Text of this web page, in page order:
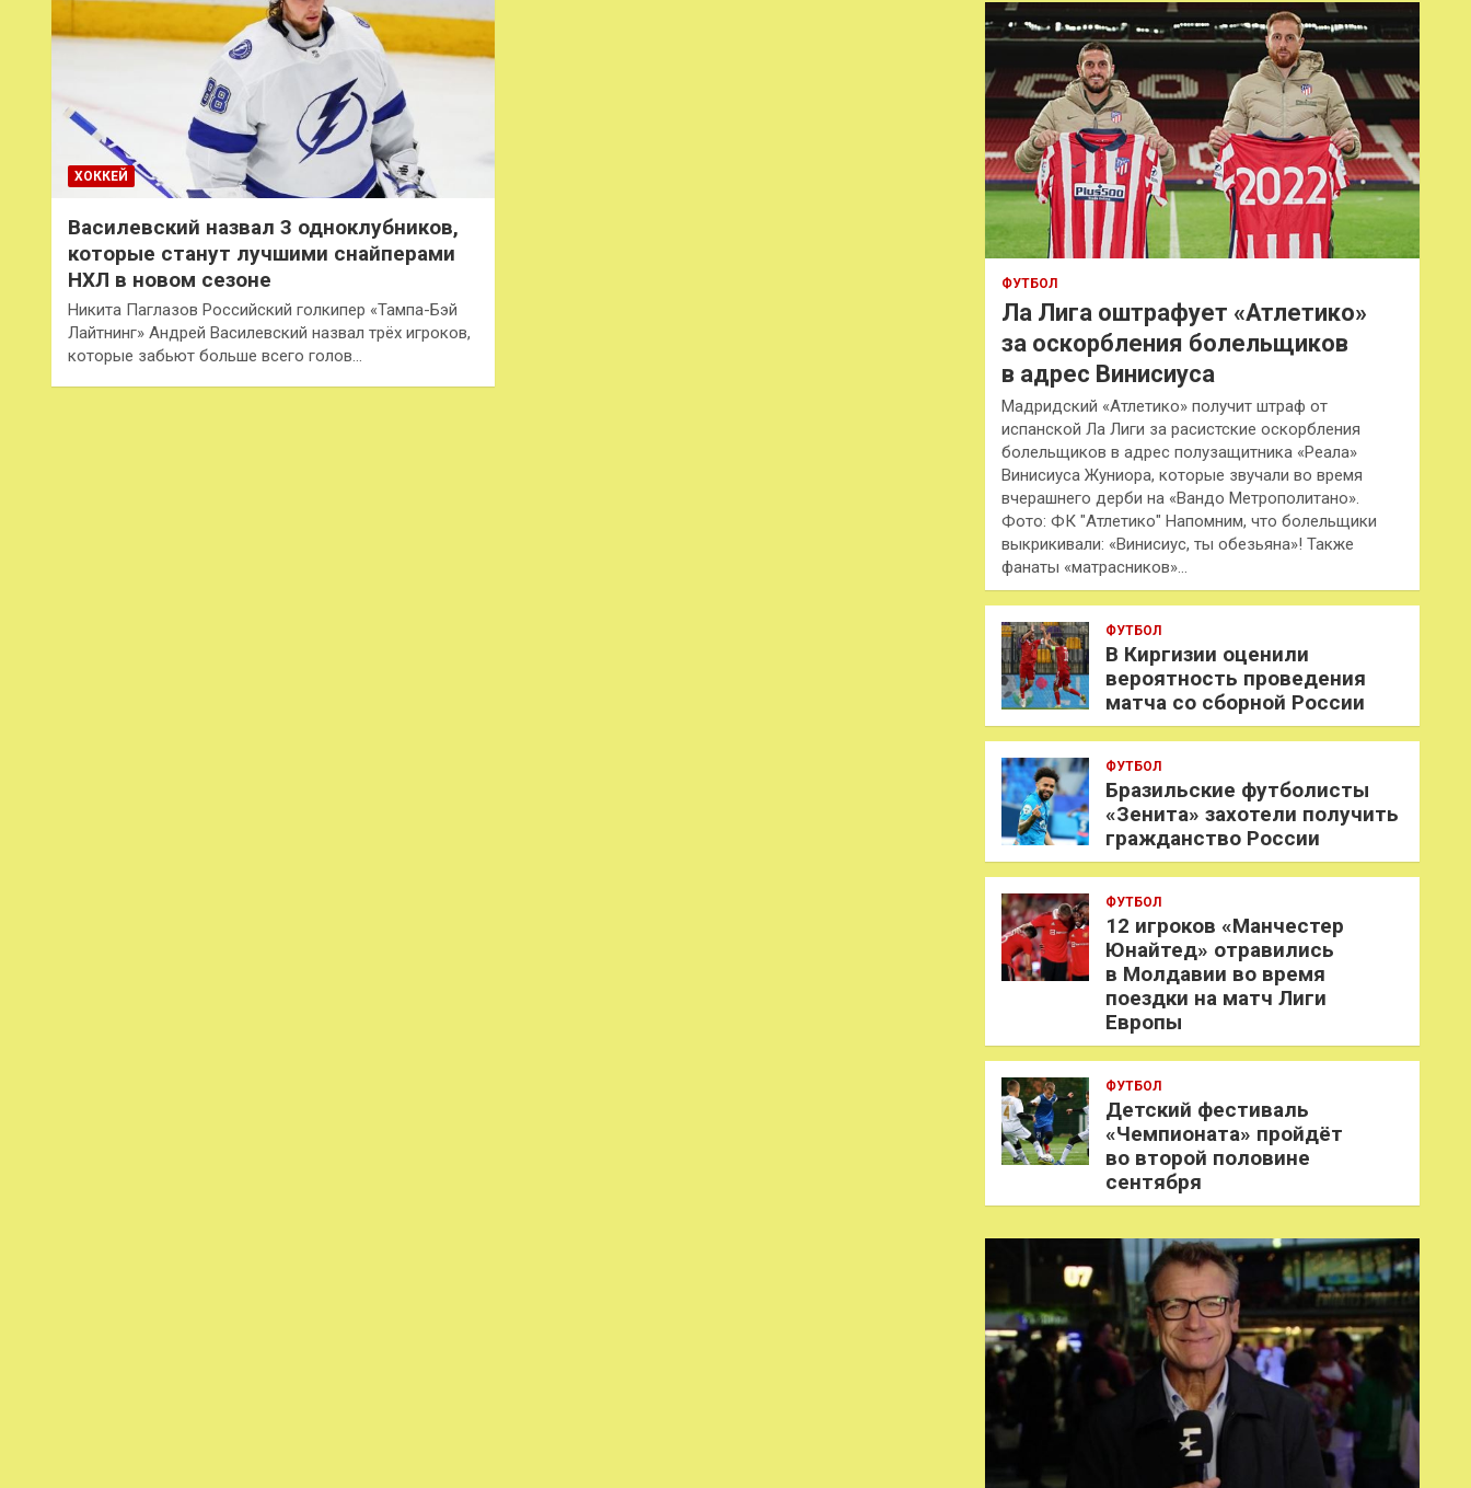
ХОККЕЙ
Василевский назвал 3 одноклубников,
которые станут лучшими снайперами
НХЛ в новом сезоне
Никита Паглазов Российский голкипер «Тампа-Бэй
Лайтнинг» Андрей Василевский назвал трёх игроков,
которые забьют больше всего голов…
к
ФУТБОЛ
Ла Лига оштрафует «Атлетико»
за оскорбления болельщиков
в адрес Винисиуса
Мадридский «Атлетико» получит штраф от
испанской Ла Лиги за расистские оскорбления
болельщиков в адрес полузащитника «Реала»
Винисиуса Жуниора, которые звучали во время
вчерашнего дерби на «Вандо Метрополитано».
Фото: ФК "Атлетико" Напомним, что болельщики
выкрикивали: «Винисиус, ты обезьяна»! Также
фанаты «матрасников»…
ФУТБОЛ
В Киргизии оценили
вероятность проведения
матча со сборной России
ФУТБОЛ
Бразильские футболисты
«Зенита» захотели получить
гражданство России
ФУТБОЛ
12 игроков «Манчестер
Юнайтед» отравились
в Молдавии во время
поездки на матч Лиги
Европы
ФУТБОЛ
Детский фестиваль
«Чемпионата» пройдёт
во второй половине
сентября